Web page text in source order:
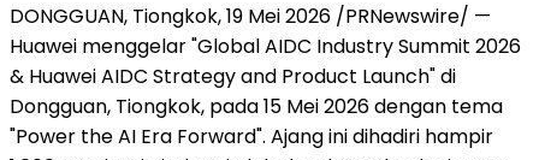
DONGGUAN, Tiongkok, 19 Mei 2026 /PRNewswire/ —
Huawei menggelar "Global AIDC Industry Summit 2026
& Huawei AIDC Strategy and Product Launch" di
Dongguan, Tiongkok, pada 15 Mei 2026 dengan tema
"Power the AI Era Forward". Ajang ini dihadiri hampir